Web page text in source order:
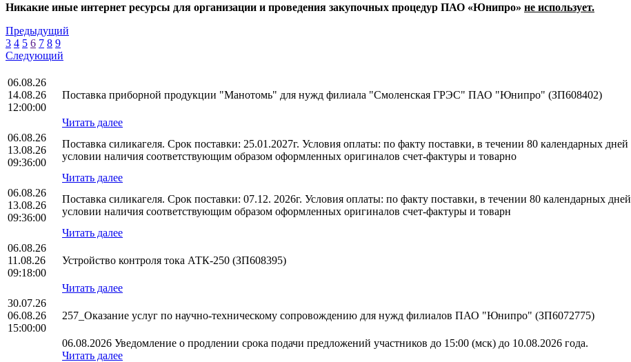
Никакие иные интернет ресурсы для организации и проведения закупочных процедур ПАО «Юнипро» не использует.
Предыдущий
3 4 5 6 7 8 9
Следующий
06.08.26
14.08.26
12:00:00
Поставка приборной продукции "Манотомь" для нужд филиала "Смоленская ГРЭС" ПАО "Юнипро" (ЗП608402)
Читать далее
06.08.26
13.08.26
09:36:00
Поставка силикагеля. Срок поставки: 25.01.2027г. Условия оплаты: по факту поставки, в течении 80 календарных
условии наличия соответствующим образом оформленных оригиналов счет-фактуры и товарно
Читать далее
06.08.26
13.08.26
09:36:00
Поставка силикагеля. Срок поставки: 07.12. 2026г. Условия оплаты: по факту поставки, в течении 80 календарных
условии наличия соответствующим образом оформленных оригиналов счет-фактуры и товарн
Читать далее
06.08.26
11.08.26
09:18:00
Устройство контроля тока АТК-250 (ЗП608395)
Читать далее
30.07.26
06.08.26
15:00:00
257_Оказание услуг по научно-техническому сопровождению для нужд филиалов ПАО "Юнипро" (ЗП6072775)
06.08.2026 Уведомление о продлении срока подачи предложений участников до 15:00 (мск) до 10.08.2026 года.
Читать далее